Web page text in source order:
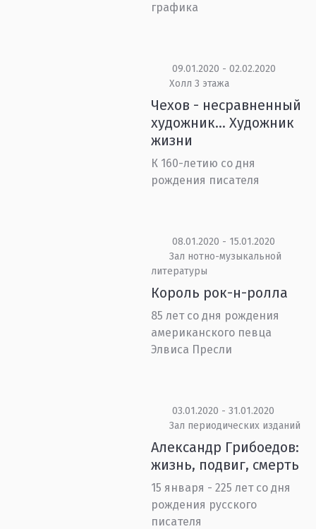
графика
09.01.2020 - 02.02.2020
Холл 3 этажа
Чехов - несравненный
художник… Художник
жизни
К 160-летию со дня
рождения писателя
08.01.2020 - 15.01.2020
Зал нотно-музыкальной
литературы
Король рок-н-ролла
85 лет со дня рождения
американского певца
Элвиса Пресли
03.01.2020 - 31.01.2020
Зал периодических изданий
Александр Грибоедов:
жизнь, подвиг, смерть
15 января - 225 лет со дня
рождения русского
писателя